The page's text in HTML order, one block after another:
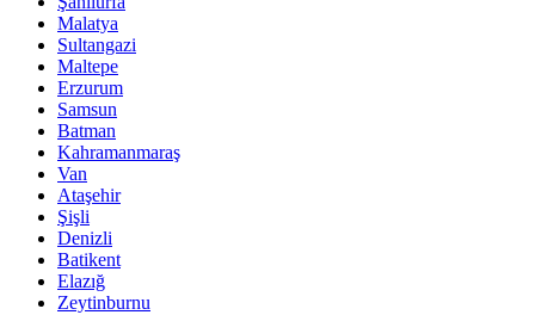
Malatya
Sultangazi
Maltepe
Erzurum
Samsun
Batman
Kahramanmaraş
Van
Ataşehir
Şişli
Denizli
Batikent
Elazığ
Zeytinburnu